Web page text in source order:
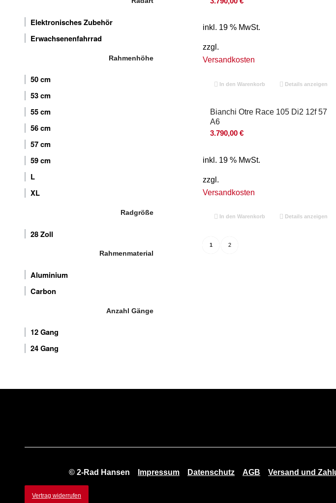
inkl. 19 % MwSt.
zzgl.
Versandkosten
In den Warenkorb Details anzeigen
Bianchi Otre Race 105 Di2 12f 57
A6
3.790,00 €
inkl. 19 % MwSt.
zzgl.
Versandkosten
In den Warenkorb Details anzeigen
1 2
Elektronisches Zubehör
Erwachsenenfahrrad
Rahmenhöhe
50 cm
53 cm
55 cm
56 cm
57 cm
59 cm
L
XL
Radgröße
28 Zoll
Rahmenmaterial
Aluminium
Carbon
Anzahl Gänge
12 Gang
24 Gang
© 2-Rad Hansen Impressum Datenschutz AGB Versand und
Vertrag widerrufen